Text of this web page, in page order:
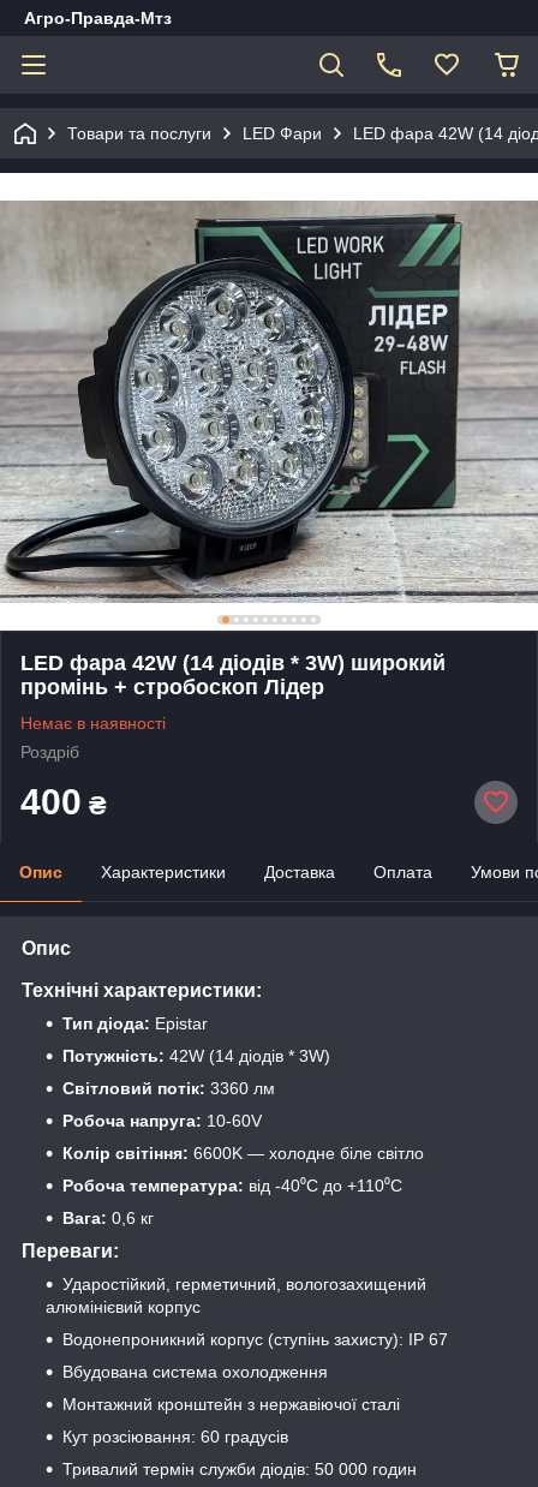
Агро-Правда-Мтз
Товари та послуги LED Фари LED фара 42W (14
LED фара 42W (14 діодів * 3W) широкий
промінь + стробоскоп Лідер
Немає в наявності
Роздріб
400 ₴
Опис Характеристики Доставка Оплата Умови
Опис
Технічні характеристики:
Тип діода: Epistar
Потужність: 42W (14 діодів * 3W)
Світловий потік: 3360 лм
Робоча напруга: 10-60V
Колір світіння: 6600K — холодне біле світло
Робоча температура: від -40⁰С до +110⁰С
Вага: 0,6 кг
Переваги:
Ударостійкий, герметичний, вологозахищений
алюмінієвий корпус
Водонепроникний корпус (ступінь захисту): IP 67
Вбудована система охолодження
Монтажний кронштейн з нержавіючої сталі
Кут розсіювання: 60 градусів
Тривалий термін служби діодів: 50 000 годин